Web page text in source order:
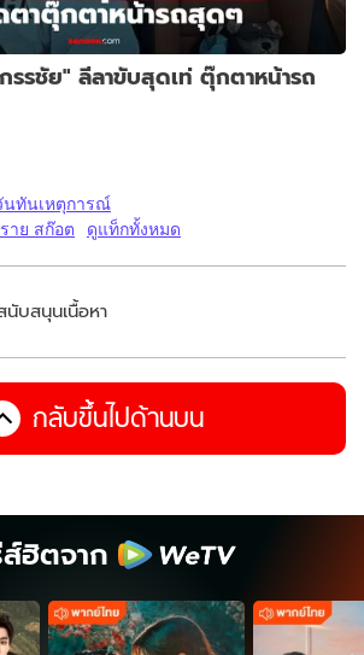
รชัย" ลีลาขับสุดเท่ ตุ๊กตาหน้ารถ
นทันเหตุการณ์
าย สก๊อต ดูแท็กทั้งหมด
นับสนุนเนื้อหา
กลับขึ้นไปด้านบน
ฮิตจาก